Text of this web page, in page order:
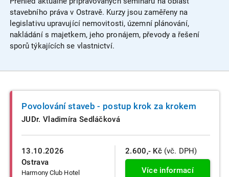
stavebního práva v Ostravě. Kurzy jsou zaměřeny na
legislativu upravující nemovitosti, územní plánování,
nakládání s majetkem, jeho pronájem, převody a řešení
sporů týkajících se vlastnictví.
13.10.2026
Ostrava
Harmony Club Hotel
Povolování staveb - postup krok za krokem
JUDr. Vladimíra Sedláčková
2.600,- Kč (vč. DPH)
Více informací